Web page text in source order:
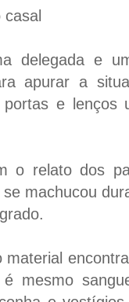
delegada e
apurar a
e lenços
o relato dos
machucou
mesmo